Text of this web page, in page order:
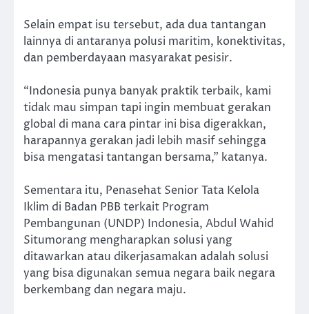
Selain empat isu tersebut, ada dua tantangan
lainnya di antaranya polusi maritim, konektivitas,
dan pemberdayaan masyarakat pesisir.
“Indonesia punya banyak praktik terbaik, kami
tidak mau simpan tapi ingin membuat gerakan
global di mana cara pintar ini bisa digerakkan,
harapannya gerakan jadi lebih masif sehingga
bisa mengatasi tantangan bersama,” katanya.
Sementara itu, Penasehat Senior Tata Kelola
Iklim di Badan PBB terkait Program
Pembangunan (UNDP) Indonesia, Abdul Wahid
Situmorang mengharapkan solusi yang
ditawarkan atau dikerjasamakan adalah solusi
yang bisa digunakan semua negara baik negara
berkembang dan negara maju.